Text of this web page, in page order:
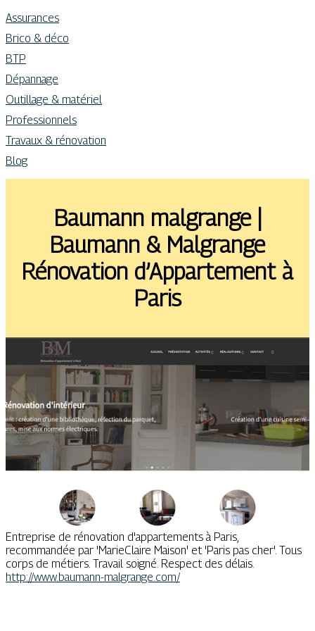
Assurances
Brico & déco
BTP
Dépannage
Outillage & matériel
Professionnels
Travaux & rénovation
Blog
Baumann malgrange |
Baumann & Malgrange
Rénovation d’Appartement à
Paris
Entreprise de rénovation d'appartements à Paris,
recommandée par 'MarieClaire Maison' et 'Paris pas cher'. Tous
corps de métiers. Travail soigné. Respect des délais.
http://www.baumann-malgrange.com/